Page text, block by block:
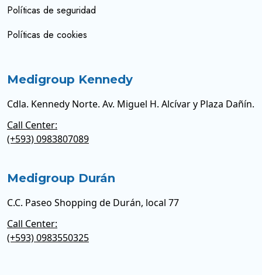
Políticas de seguridad
Políticas de cookies
Medigroup Kennedy
Cdla. Kennedy Norte. Av. Miguel H. Alcívar y Plaza Dañín.
Call Center:
(+593) 0983807089
Medigroup Durán
C.C. Paseo Shopping de Durán, local 77
Call Center:
(+593) 0983550325